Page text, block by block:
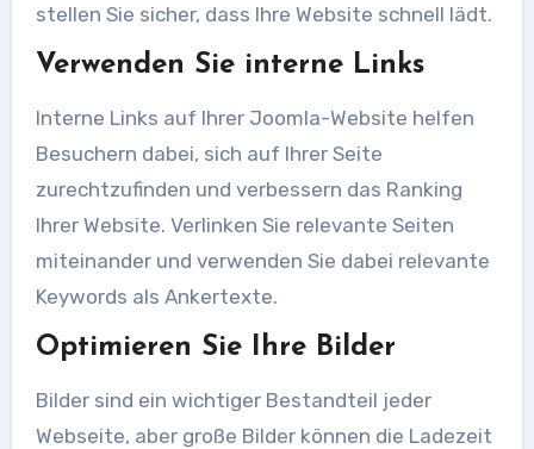
stellen Sie sicher, dass Ihre Website schnell lädt.
Verwenden Sie interne Links
Interne Links auf Ihrer Joomla-Website helfen
Besuchern dabei, sich auf Ihrer Seite
zurechtzufinden und verbessern das Ranking
Ihrer Website. Verlinken Sie relevante Seiten
miteinander und verwenden Sie dabei relevante
Keywords als Ankertexte.
Optimieren Sie Ihre Bilder
Bilder sind ein wichtiger Bestandteil jeder
Webseite, aber große Bilder können die Ladezeit